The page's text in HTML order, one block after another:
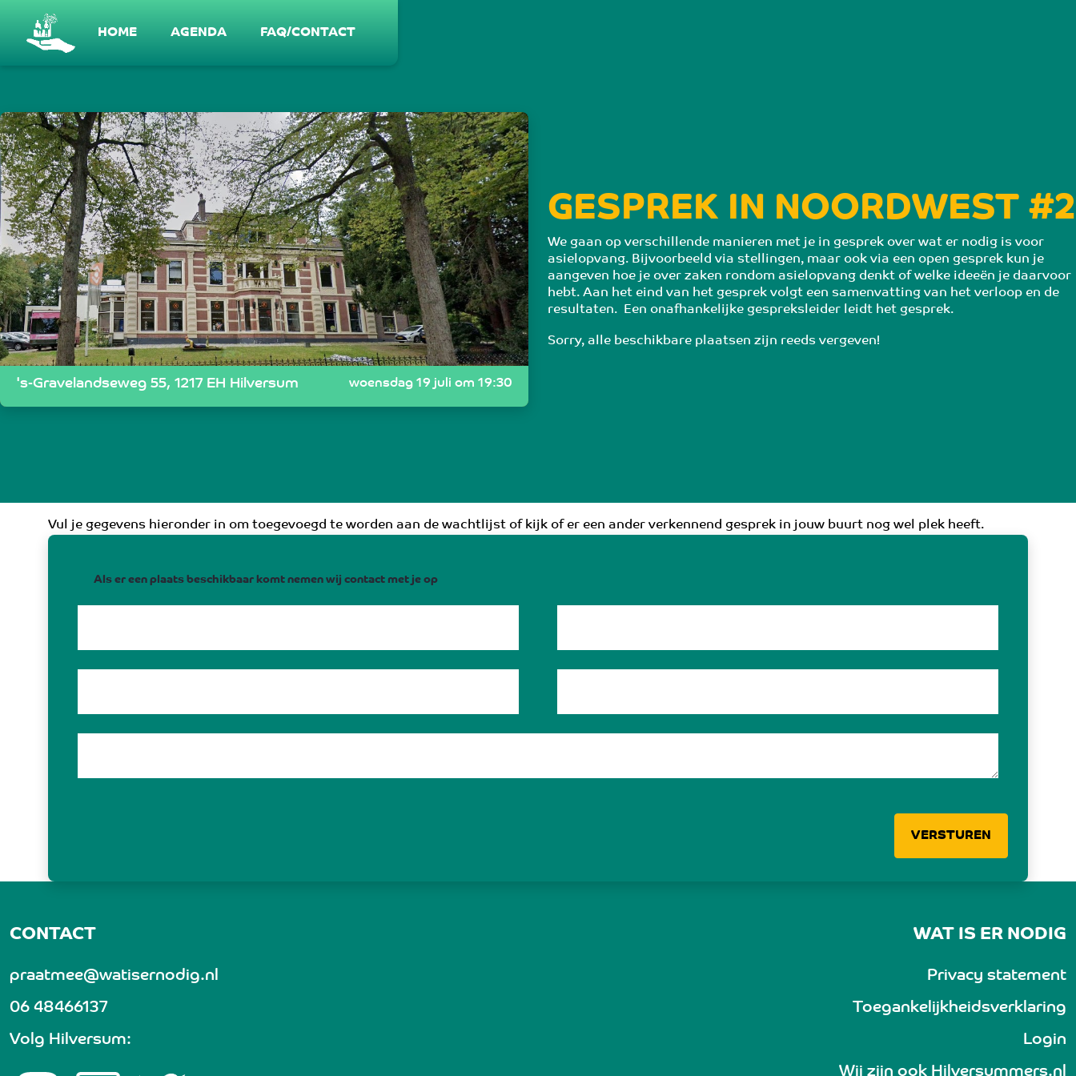
HOME AGENDA FAQ/CONTACT
Gesprek in NoordWest #2 - Wat is er nodig
's-Gravelandseweg 55, 1217 EH Hilversum woensdag 19 juli om 19:30
GESPREK IN NOORDWEST #2
We gaan op verschillende manieren met je in gesprek over wat er nodig is voor
asielopvang. Bijvoorbeeld via stellingen, maar ook via een open gesprek kun je
aangeven hoe je over zaken rondom asielopvang denkt of welke ideeën je daarvoor
hebt. Aan het eind van het gesprek volgt een samenvatting van het verloop en de
resultaten.  Een onafhankelijke gespreksleider leidt het gesprek.
Sorry, alle beschikbare plaatsen zijn reeds vergeven!
Vul je gegevens hieronder in om toegevoegd te worden aan de wachtlijst of kijk of er een ander verkennend gesprek in jouw buurt nog wel plek heeft.
Als er een plaats beschikbaar komt nemen wij contact met je op
VERSTUREN
CONTACT
praatmee@watisernodig.nl
06 48466137
Volg Hilversum:
WAT IS ER NODIG
Privacy statement
Toegankelijkheidsverklaring
Login
Wij zijn ook Hilversummers.nl